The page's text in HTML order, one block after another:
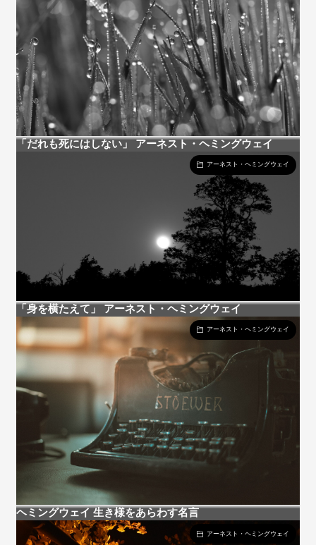
「だれも死にはしない」 アーネスト・ヘミングウェイ
アーネスト・ヘミングウェイ
「身を横たえて」 アーネスト・ヘミングウェイ
アーネスト・ヘミングウェイ
ヘミングウェイ 生き様をあらわす名言
アーネスト・ヘミングウェイ